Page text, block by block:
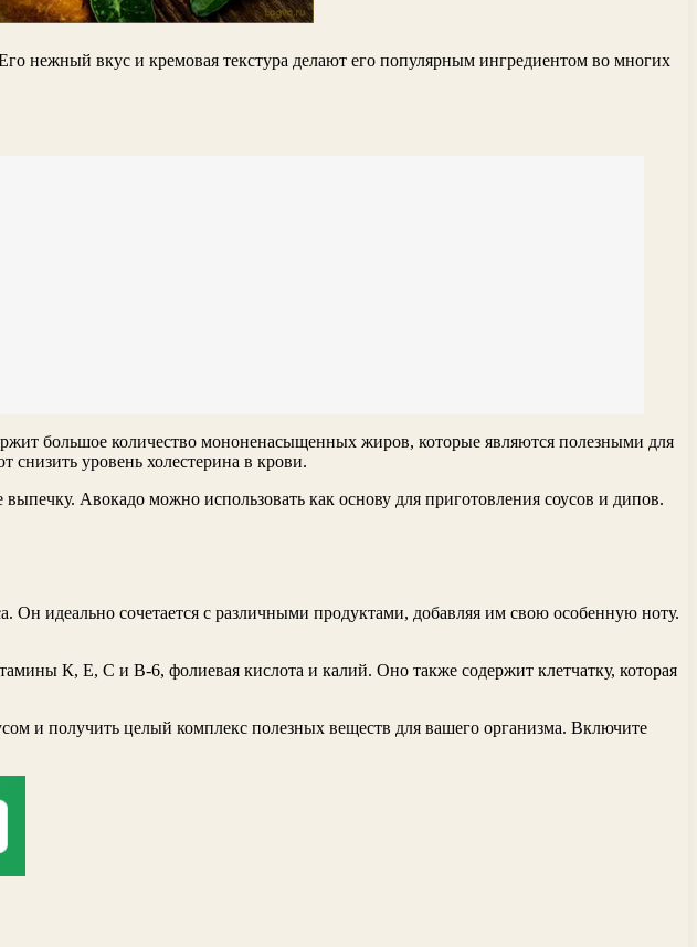
нежный вкус и кремовая текстура делают его популярным ингредиентом во многих
большое количество мононенасыщенных жиров, которые являются полезными для
снизить уровень холестерина в крови.
Авокадо можно использовать как основу для приготовления соусов и дипов.
идеально сочетается с различными продуктами, добавляя им свою особенную ноту.
К, Е, С и В-6, фолиевая кислота и калий. Оно также содержит клетчатку, которая
и получить целый комплекс полезных веществ для вашего организма. Включите